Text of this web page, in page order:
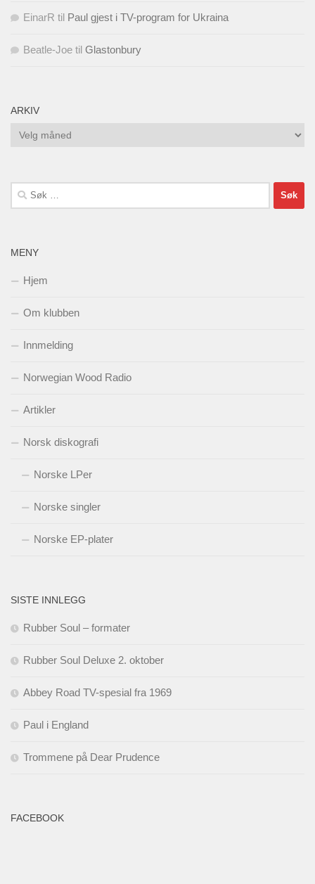
EinarR til Paul gjest i TV-program for Ukraina
Beatle-Joe til Glastonbury
ARKIV
Arkiv
Søk
etter:
MENY
Hjem
Om klubben
Innmelding
Norwegian Wood Radio
Artikler
Norsk diskografi
Norske LPer
Norske singler
Norske EP-plater
SISTE INNLEGG
Rubber Soul – formater
Rubber Soul Deluxe 2. oktober
Abbey Road TV-spesial fra 1969
Paul i England
Trommene på Dear Prudence
FACEBOOK